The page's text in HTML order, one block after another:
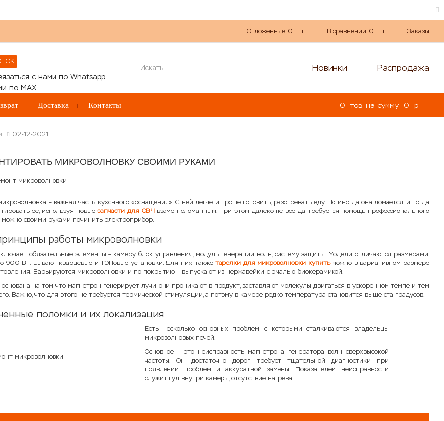
Отложенные 0 шт. В сравнении 0 шт. Заказы
Новинки Распродажа
Доставка Контакты 0 тов. на сумму 0 p
02-12-2021
МИКРОВОЛНОВКУ СВОИМИ РУКАМИ
– важная часть кухонного «оснащения». С ней легче и проще готовить, разогревать еду. Но иногда она ломается, и тогда
ее, используя новыезапчасти для СВЧвзамен сломанным. При этом далеко не всегда требуется помощь профессионального
можно своими руками починить электроприбор.
работы микроволновки
обязательные элементы – камеру, блок управления, модуль генерации волн, систему защиты. Модели отличаются размерами,
900 Вт. Бывают кварцевые и ТЭНовые установки. Для них такжетарелки для микроволновки купитьможно в вариативном размере
Варьируются микроволновки и по покрытию – выпускают из нержавейки, с эмалью, биокерамикой.
основана на том, что магнетрон генерирует лучи, они проникают в продукт, заставляют молекулы двигаться в ускоренном темпе и тем
Важно, что для этого не требуется термической стимуляции, а потому в камере редко температура становится выше ста градусов.
поломки и их локализация
Есть несколько основных проблем, с которыми сталкиваются владельцы
микроволновых печей.
Основное – это неисправность магнетрона, генератора волн сверхвысокой
частоты. Он достаточно дорог, требует тщательной диагностики при
появлении проблем и аккуратной замены. Показателем неисправности
служит гул внутри камеры, отсутствие нагрева.